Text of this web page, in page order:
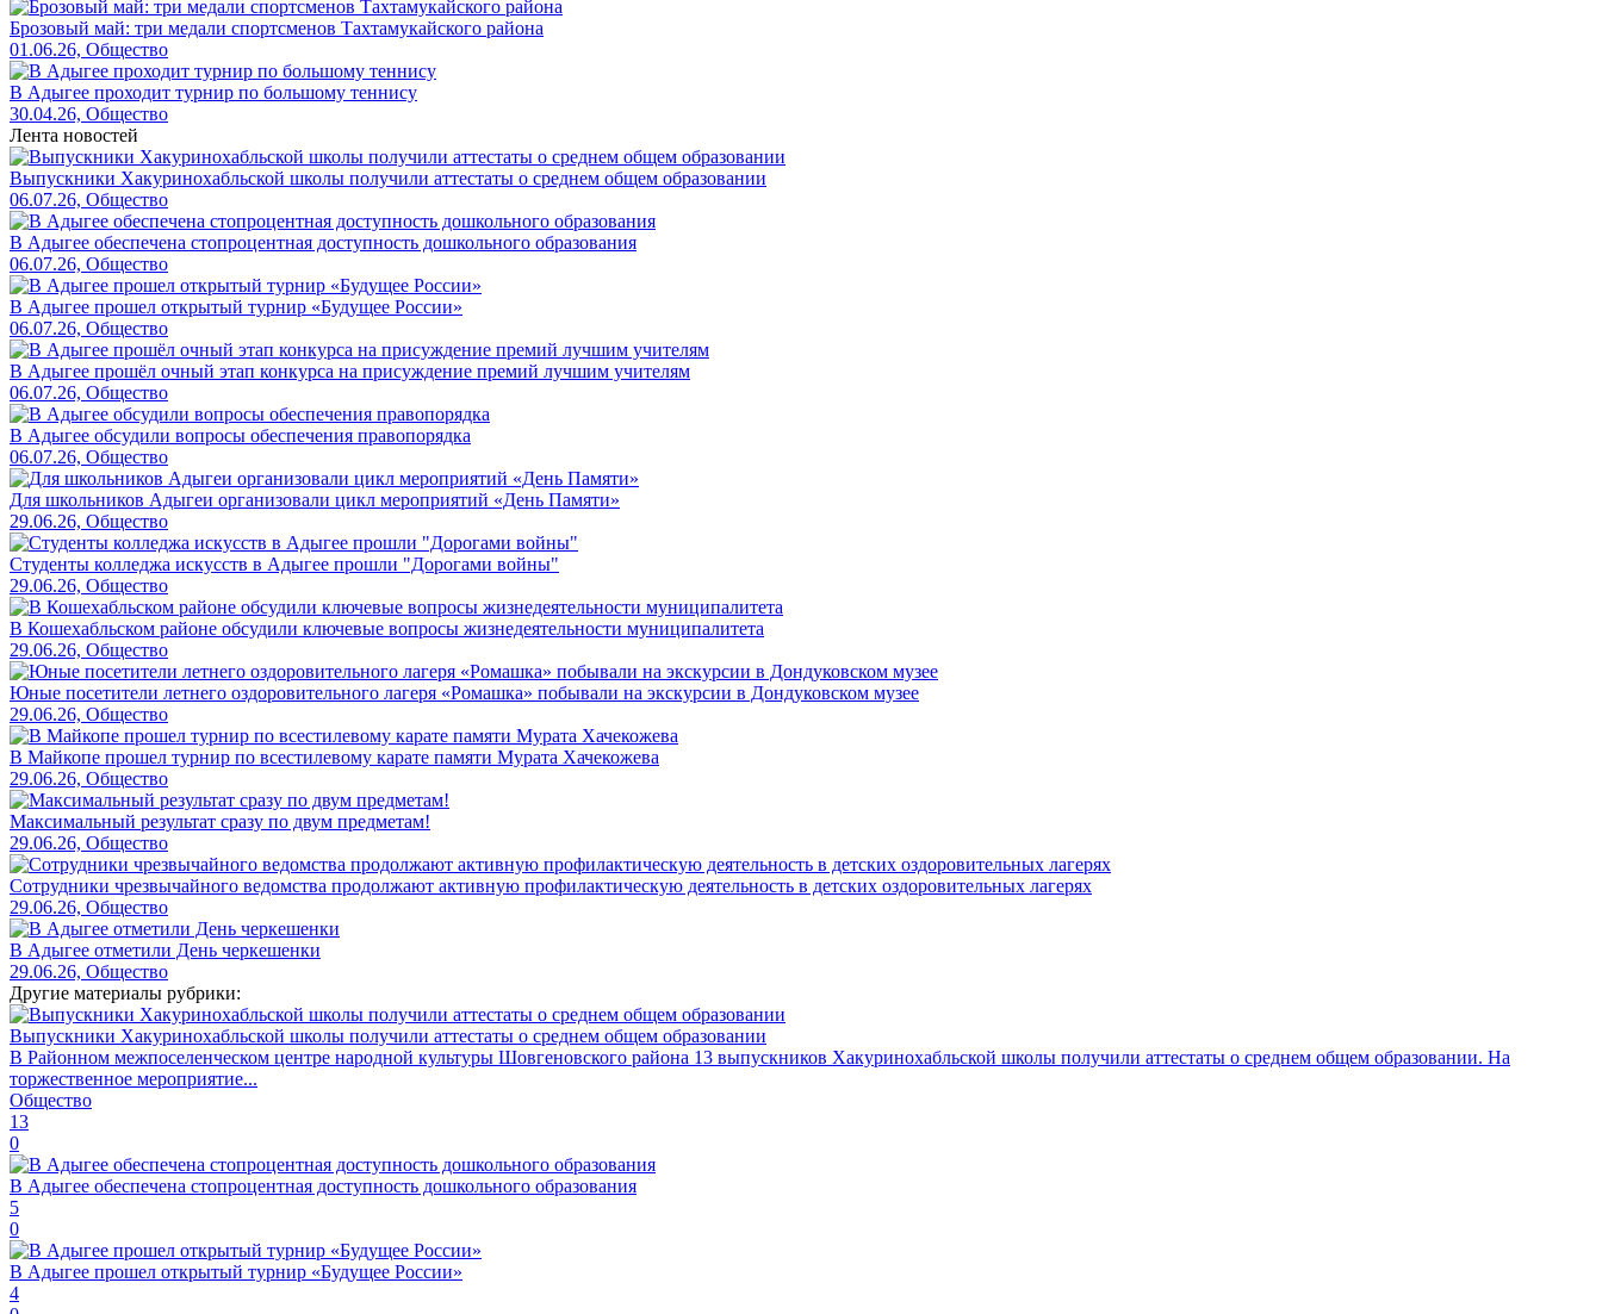
Брозовый май: три медали спортсменов Тахтамукайского района
01.06.26, Общество
В Адыгее проходит турнир по большому теннису
30.04.26, Общество
Лента новостей
Выпускники Хакуринохабльской школы получили аттестаты о среднем общем образовании
06.07.26, Общество
В Адыгее обеспечена стопроцентная доступность дошкольного образования
06.07.26, Общество
В Адыгее прошел открытый турнир «Будущее России»
06.07.26, Общество
В Адыгее прошёл очный этап конкурса на присуждение премий лучшим учителям
06.07.26, Общество
В Адыгее обсудили вопросы обеспечения правопорядка
06.07.26, Общество
Для школьников Адыгеи организовали цикл мероприятий «День Памяти»
29.06.26, Общество
Студенты колледжа искусств в Адыгее прошли "Дорогами войны"
29.06.26, Общество
В Кошехабльском районе обсудили ключевые вопросы жизнедеятельности муниципалитета
29.06.26, Общество
Юные посетители летнего оздоровительного лагеря «Ромашка» побывали на экскурсии в Дондуковском музее
29.06.26, Общество
В Майкопе прошел турнир по всестилевому карате памяти Мурата Хачекожева
29.06.26, Общество
Максимальный результат сразу по двум предметам!
29.06.26, Общество
Сотрудники чрезвычайного ведомства продолжают активную профилактическую деятельность в детских оздоровительных лагерях
29.06.26, Общество
В Адыгее отметили День черкешенки
29.06.26, Общество
Другие материалы рубрики:
Выпускники Хакуринохабльской школы получили аттестаты о среднем общем образовании
В Районном межпоселенческом центре народной культуры Шовгеновского района 13 выпускников Хакуринохабльской школы получили аттестаты о среднем общем образовании. На
торжественное мероприятие...
Общество
13
0
В Адыгее обеспечена стопроцентная доступность дошкольного образования
5
0
В Адыгее прошел открытый турнир «Будущее России»
4